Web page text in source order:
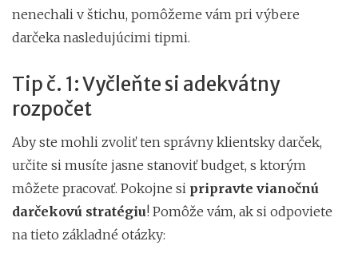
nenechali v štichu, pomôžeme vám pri výbere
darčeka nasledujúcimi tipmi.
Tip č. 1: Vyčleňte si adekvátny
rozpočet
Aby ste mohli zvoliť ten správny klientsky darček,
určite si musíte jasne stanoviť budget, s ktorým
môžete pracovať. Pokojne si pripravte vianočnú
darčekovú stratégiu! Pomôže vám, ak si odpoviete
na tieto základné otázky: